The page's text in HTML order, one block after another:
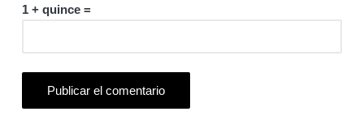
1 + quince =